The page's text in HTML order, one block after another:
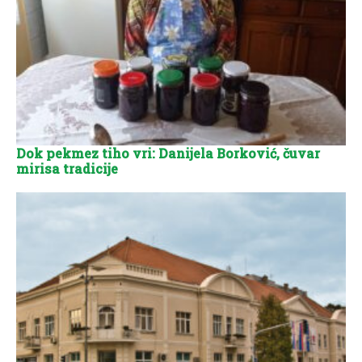
Dok pekmez tiho vri: Danijela Borković, čuvar
mirisa tradicije